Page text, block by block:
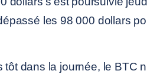
les 98 000 dollars
dans la journée, le BTC